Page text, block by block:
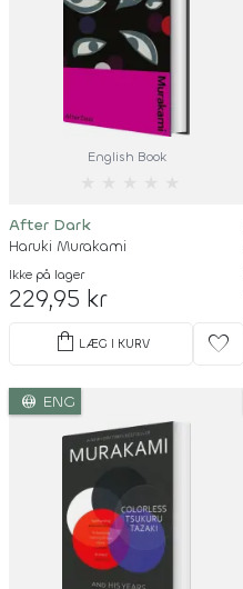
English Book
After Dark
Haruki Murakami
Ikke på lager
229,95 kr
shopping_bag LÆG I KURV favorite
language ENG